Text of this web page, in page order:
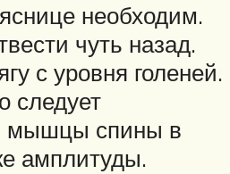
необходим.
чуть назад.
с уровня голеней.
следует
мышцы спины в
амплитуды.